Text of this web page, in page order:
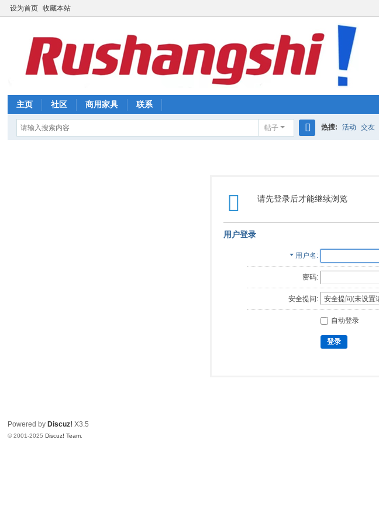
设为首页 收藏本站
主页 社区 商用家具 联系
帖子 热搜: 活动 交友
请先登录后才能继续浏览
用户登录
用户名
密码:
安全提问:
自动登录
登录
Powered by Discuz! X3.5
© 2001-2025Discuz! Team